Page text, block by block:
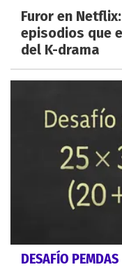
Furor en
episodios que
del K-drama
DESAFÍO PEMDAS